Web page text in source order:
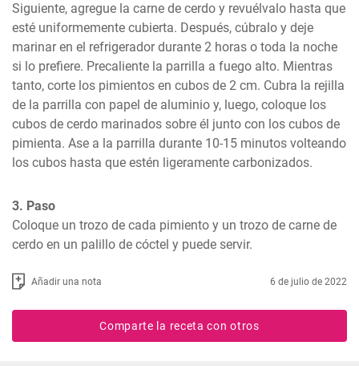
Siguiente, agregue la carne de cerdo y revuélvalo hasta que
esté uniformemente cubierta. Después, cúbralo y deje
marinar en el refrigerador durante 2 horas o toda la noche
si lo prefiere. Precaliente la parrilla a fuego alto. Mientras
tanto, corte los pimientos en cubos de 2 cm. Cubra la rejilla
de la parrilla con papel de aluminio y, luego, coloque los
cubos de cerdo marinados sobre él junto con los cubos de
pimienta. Ase a la parrilla durante 10-15 minutos volteando
los cubos hasta que estén ligeramente carbonizados.
3. Paso
Coloque un trozo de cada pimiento y un trozo de carne de
cerdo en un palillo de cóctel y puede servir.
Añadir una nota 6 de julio de 2022
Comparte la receta con otros